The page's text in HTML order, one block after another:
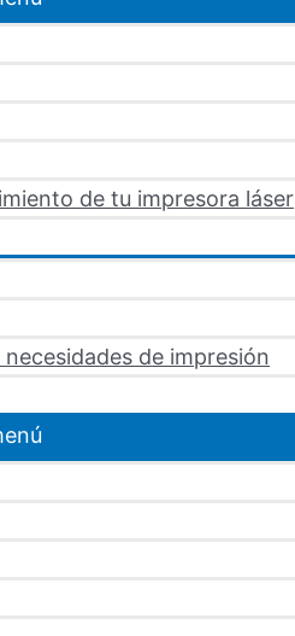
de tu impresora láser
de impresión